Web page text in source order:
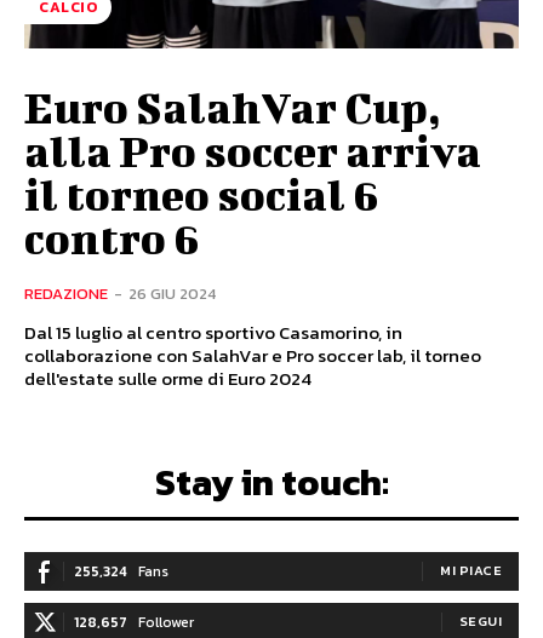
CALCIO
Euro SalahVar Cup,
alla Pro soccer arriva
il torneo social 6
contro 6
REDAZIONE - 26 GIU 2024
Dal 15 luglio al centro sportivo Casamorino, in
collaborazione con SalahVar e Pro soccer lab, il torneo
dell'estate sulle orme di Euro 2024
Stay in touch:
255,324 Fans MI PIACE
128,657 Follower SEGUI